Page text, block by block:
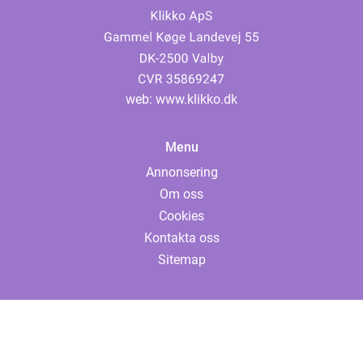
web: www.klikko.dk
Menu
Annonsering
Om oss
Cookies
Kontakta oss
Sitemap